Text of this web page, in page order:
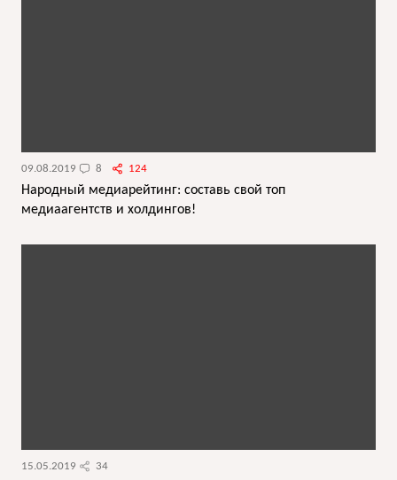
09.08.2019 8 124
Народный медиарейтинг: составь свой топ
медиаагентств и холдингов!
15.05.2019 34